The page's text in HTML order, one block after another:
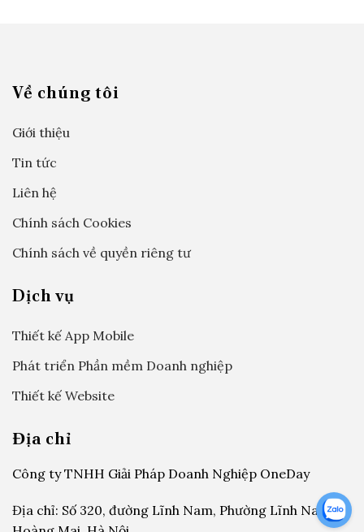
Về chúng tôi
Giới thiệu
Tin tức
Liên hệ
Chính sách Cookies
Chính sách về quyền riêng tư
Dịch vụ
Thiết kế App Mobile
Phát triển Phần mềm Doanh nghiệp
Thiết kế Website
Địa chỉ
Công ty TNHH Giải Pháp Doanh Nghiệp OneDay
Địa chỉ: Số 320, đường Lĩnh Nam, Phường Lĩnh Nam,